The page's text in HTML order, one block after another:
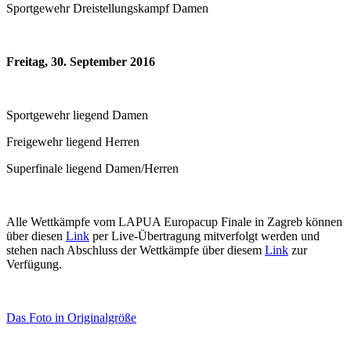
Sportgewehr Dreistellungskampf Damen
Freitag, 30. September 2016
Sportgewehr liegend Damen
Freigewehr liegend Herren
Superfinale liegend Damen/Herren
Alle Wettkämpfe vom LAPUA Europacup Finale in Zagreb können
über diesen Link per Live-Übertragung mitverfolgt werden und
stehen nach Abschluss der Wettkämpfe über diesem Link zur
Verfügung.
Das Foto in Originalgröße